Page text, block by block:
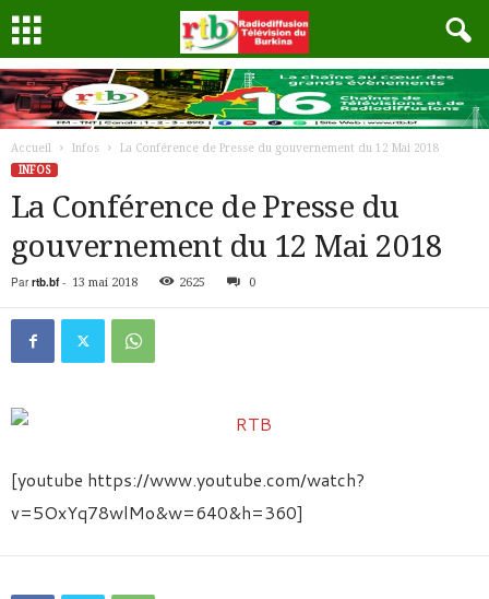
Accueil Infos
La Conférence de Presse du gouvernement du 12 Mai 2018
INFOS
La Conférence de Presse du
gouvernement du 12 Mai 2018
Par rtb.bf- 13 mai 2018 2625 0
[youtube https://www.youtube.com/watch?
v=5OxYq78wlMo&w=640&h=360]